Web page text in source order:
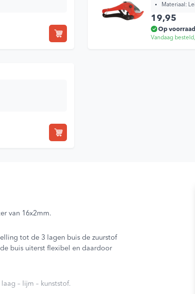
Materiaal:
19,95
Op voorraad
Vandaag
van 16x2mm.
tot de 3 lagen buis de zuurstof
buis uiterst flexibel en daardoor
– lijm – kunststof.